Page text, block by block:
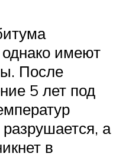
имеют
После
5 лет под
а
в